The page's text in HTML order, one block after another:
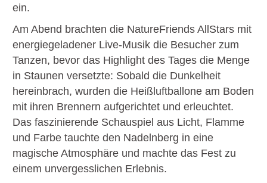
ein.
Am Abend brachten die NatureFriends AllStars mit
energiegeladener Live-Musik die Besucher zum
Tanzen, bevor das Highlight des Tages die Menge
in Staunen versetzte: Sobald die Dunkelheit
hereinbrach, wurden die Heißluftballone am Boden
mit ihren Brennern aufgerichtet und erleuchtet.
Das faszinierende Schauspiel aus Licht, Flamme
und Farbe tauchte den Nadelnberg in eine
magische Atmosphäre und machte das Fest zu
einem unvergesslichen Erlebnis.